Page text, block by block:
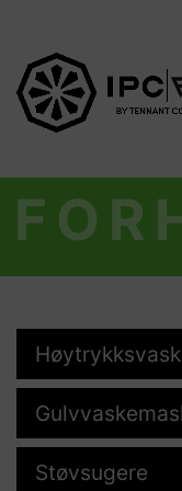
Støvsugere